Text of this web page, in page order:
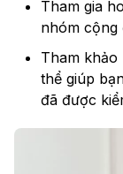
Tham gia
nhóm cộng
Tham
thể giúp
đã được